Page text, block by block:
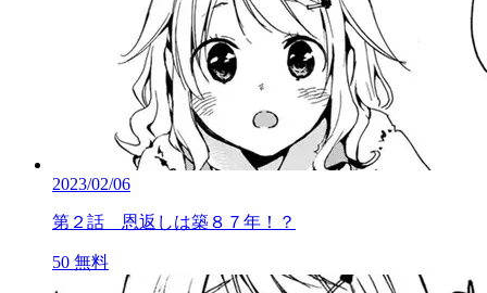
2023/02/06
第２話 恩返しは築８７年！？
50 無料